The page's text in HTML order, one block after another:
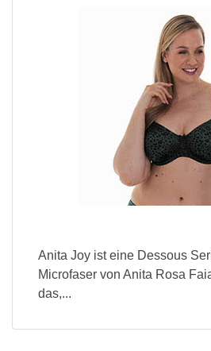
Anita Joy ist eine Dessous
Microfaser von Anita Rosa
das,...